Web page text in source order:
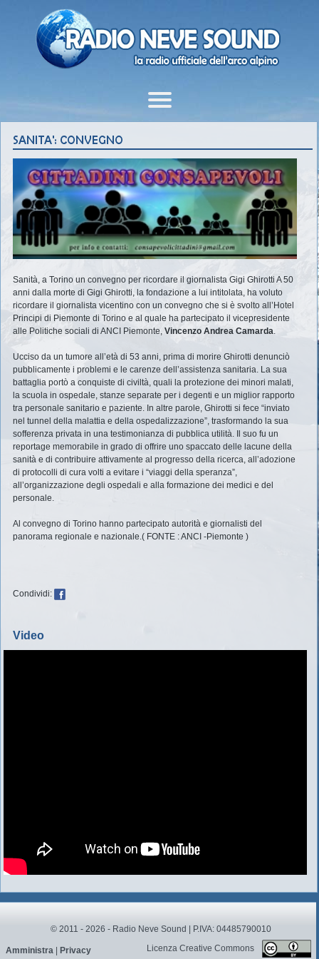
Sanità, a Torino un convegno per ricordare il giornalista Gigi Ghirotti A 50
anni dalla morte di Gigi Ghirotti, la fondazione a lui intitolata, ha voluto
ricordare il giornalista vicentino con un convegno che si è svolto all’Hotel
Principi di Piemonte di Torino e al quale ha partecipato il vicepresidente
alle Politiche sociali di ANCI Piemonte, Vincenzo Andrea Camarda.
Ucciso da un tumore all’età di 53 anni, prima di morire Ghirotti denunciò
pubblicamente i problemi e le carenze dell’assistenza sanitaria. La sua
battaglia portò a conquiste di civiltà, quali la protezione dei minori malati,
la scuola in ospedale, stanze separate per i degenti e un miglior rapporto
tra personale sanitario e paziente. In altre parole, Ghirotti si fece “inviato
nel tunnel della malattia e della ospedalizzazione”, trasformando la sua
sofferenza privata in una testimonianza di pubblica utilità. Il suo fu un
reportage memorabile in grado di offrire uno spaccato delle lacune della
sanità e di contribuire attivamente al progresso della ricerca, all’adozione
di protocolli di cura volti a evitare i “viaggi della speranza”,
all’organizzazione degli ospedali e alla formazione dei medici e del
personale.
Al convegno di Torino hanno partecipato autorità e giornalisti del
panorama regionale e nazionale.( FONTE : ANCI -Piemonte )
Condividi:
Video
© 2011 - 2026 - Radio Neve Sound | P.IVA: 04485790010
Amministra Privacy Licenza Creative Commons